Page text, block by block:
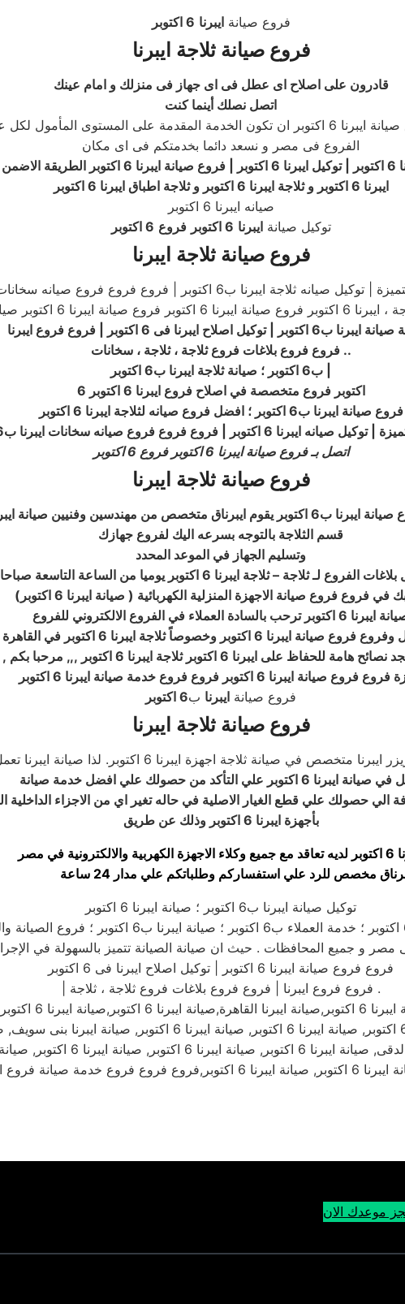
فروع صيانةايبرنا 6 اكتوبر
فروع صيانة ثلاجة ايبرنا
قادرون على اصلاح اى عطل فى اى جهاز فى منزلك و امام عينك
اتصل نصلك أينما كنت
المقدمة على المستوى المأمول لكل عملاء
الفروع فى مصر و نسعد دائما بخدمتكم فى اى مكان
ايبرنا 6 اكتوبر و ثلاجة ايبرنا 6 اكتوبر و ثلاجة اطباق ايبرنا 6 اكتوبر
صيانه ايبرنا 6 اكتوبر
توكيل صيانةايبرنا 6 اكتوبر فروع 6 اكتوبر
فروع صيانة ثلاجة ايبرنا
ايبرنا ب6 اكتوبر | توكيل اصلاح
ايبرنافى 6 اكتوبر | فروع فروع ايبرنا
فروع فروع بلاغات فروع ثلاجة ، ثلاجة ، سخانات..
ب6 اكتوبر ؛ صيانة ثلاجة ايبرنا ب6 اكتوبر
6 اكتوبر فروع متخصصة في اصلاح فروع ايبرنا 6 اكتوبر
فروع صيانة ايبرنا ب6 اكتوبر ؛ افضل فروع صيانه لثلاجة ايبرنا 6 اكتوبر
6 اكتوبر | فروع فروع فروع صيانه سخانات ايبرنا ب6 اكتوبر
اتصل بـ فروع صيانة ايبرنا 6 اكتوبر فروع 6 اكتوبر
فروع صيانة ثلاجة ايبرنا
من مهندسين وفنيين صيانة ايبرنا ب6 اكتوبر
قسم الثلاجة بالتوجه بسرعه اليك لفروع جهازك
وتسليم الجهاز في الموعد المحدد
الفروع لـ ثلاجة – ثلاجة ايبرنا 6 اكتوبر يوميا من الساعة التاسعة صباحا
في فروع فروع صيانة الاجهزة المنزلية الكهربائية ( صيانة ايبرنا 6 اكتوبر
)
6 اكتوبر ترحب بالسادة العملاء في الفروع الالكتروني للفروع
وخصوصاً ثلاجة ايبرنا 6 اكتوبر في القاهرة والمحافظات
هامة للحفاظ على ايبرنا 6 اكتوبر ثلاجة ايبرنا 6 اكتوبر ,,, مرحبا بكم
فروع صيانة ايبرنا 6 اكتوبر فروع فروع خدمة صيانة ايبرنا 6 اكتوبر
فروع صيانة ايبرنا ب6 اكتوبر
فروع صيانة ثلاجة ايبرنا
في صيانة ثلاجة اجهزة ايبرنا 6 اكتوبر. لذا صيانة ايبرنا تعمل علي اضافة
ايبرنا 6 اكتوبر علي التأكد من حصولك علي افضل خدمة صيانة
الي حصولك علي قطع الغيار الاصلية في حاله تغير اي من الاجزاء الداخلية
بأجهزة ايبرنا 6 اكتوبر وذلك عن طريق
مصر
مخصص للرد علي استفساركم وطلباتكم علي مدار 24 ساعة
توكيل صيانة ايبرنا ب6 اكتوبر ؛ صيانة ايبرنا 6 اكتوبر
فروع فروع صيانة ايبرنا 6 اكتوبر | توكيل اصلاح ايبرنا فى 6 اكتوبر
| فروع فروع ايبرنا | فروع فروع بلاغات فروع ثلاجة ، ثلاجة .
موعدك الان